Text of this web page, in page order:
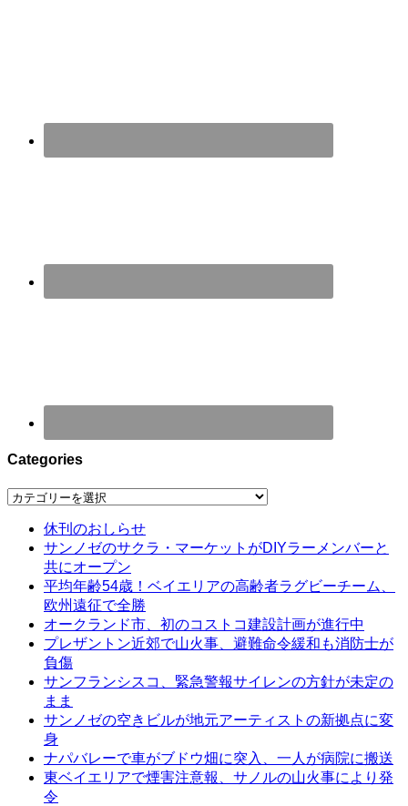
Categories
Categories
休刊のおしらせ
サンノゼのサクラ・マーケットがDIYラーメンバーと
共にオープン
平均年齢54歳！ベイエリアの高齢者ラグビーチーム、
欧州遠征で全勝
オークランド市、初のコストコ建設計画が進行中
プレザントン近郊で山火事、避難命令緩和も消防士が
負傷
サンフランシスコ、緊急警報サイレンの方針が未定の
まま
サンノゼの空きビルが地元アーティストの新拠点に変
身
ナパバレーで車がブドウ畑に突入、一人が病院に搬送
東ベイエリアで煙害注意報、サノルの山火事により発
令